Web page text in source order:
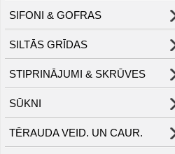
SIFONI & GOFRAS
SILTĀS GRĪDAS
STIPRINĀJUMI & SKRŪVES
SŪKNI
TĒRAUDA VEID. UN CAUR.